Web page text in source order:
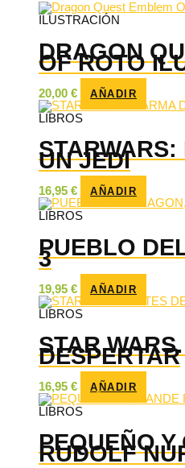
ILUSTRACIÓN
DRAGON
OF ROTO
20,00 € AÑADIR
LIBROS
UN JEDI
16,95 € AÑADIR
LIBROS
PUEBLO
3
19,95 € AÑADIR
LIBROS
STAR
DESPERTAR
16,95 € AÑADIR
LIBROS
PEQUEÑO Y
RUDOLF